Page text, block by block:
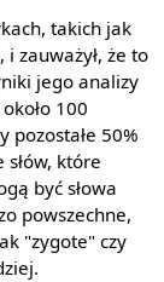
takich jak
zauważył, że to
jego analizy
100
pozostałe 50%
które
być słowa
powszechne,
"zygote" czy